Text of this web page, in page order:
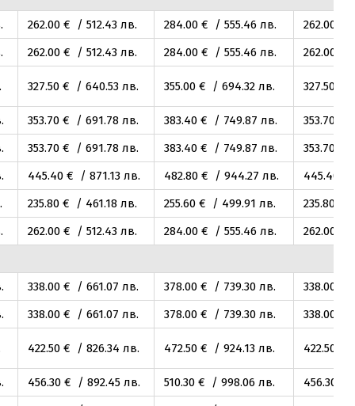
262.00€ / 512.43лв. 284.00€ / 555.46лв. 262.00
262.00€ / 512.43лв. 284.00€ / 555.46лв. 262.00
327.50€ / 640.53лв. 355.00€ / 694.32лв. 327.50
353.70€ / 691.78лв. 383.40€ / 749.87 лв. 353.70
353.70€ / 691.78лв. 383.40€ / 749.87 лв. 353.70
445.40€ / 871.13лв. 482.80€ / 944.27 лв. 445.40
235.80€ / 461.18лв. 255.60€ / 499.91 лв. 235.80
262.00€ / 512.43лв. 284.00€ / 555.46лв. 262.00
338.00€ / 661.07 лв. 378.00€ / 739.30лв. 338.00
338.00€ / 661.07 лв. 378.00€ / 739.30лв. 338.00
422.50€ / 826.34 лв. 472.50€ / 924.13лв. 422.50
456.30€ / 892.45лв. 510.30€ / 998.06лв. 456.30